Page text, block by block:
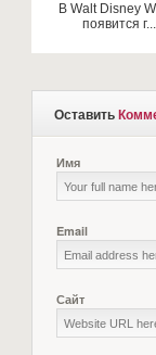
В Walt Disney
появится г...
Оставить
Имя
Email
Сайт